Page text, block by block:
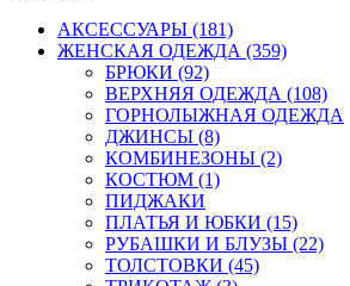
АКСЕССУАРЫ (181)
ЖЕНСКАЯ ОДЕЖДА (359)
БРЮКИ (92)
ВЕРХНЯЯ ОДЕЖДА (108)
ГОРНОЛЫЖНАЯ ОДЕЖДА
ДЖИНСЫ (8)
КОМБИНЕЗОНЫ (2)
КОСТЮМ (1)
ПИДЖАКИ
ПЛАТЬЯ И ЮБКИ (15)
РУБАШКИ И БЛУЗЫ (22)
ТОЛСТОВКИ (45)